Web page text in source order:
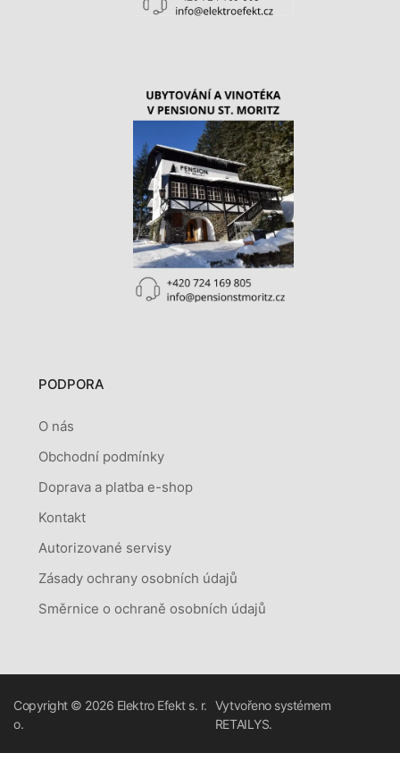
PODPORA
O nás
Obchodní podmínky
Doprava a platba e-shop
Kontakt
Autorizované servisy
Zásady ochrany osobních údajů
Směrnice o ochraně osobních údajů
Copyright © 2026 Elektro Efekt s. r.
o.
Vytvořeno systémem
RETAILYS.